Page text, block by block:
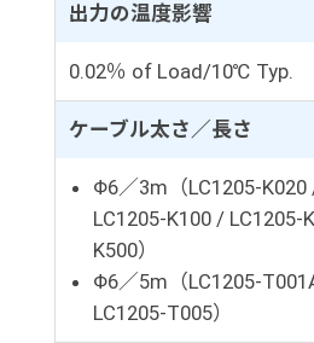
出力の温度影響
0.02％ of Load/10℃ Typ.
ケーブル太さ／長さ
Φ6／3m（LC1205-K020
LC1205-K100 / LC1205-
K500）
Φ6／5m（LC1205-
LC1205-T005）